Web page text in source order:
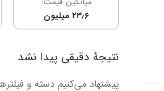
۲۳٫۶ میلیون
نتیجهٔ دقیقی پیدا نشد
پیشنهاد می‌کنیم دسته و